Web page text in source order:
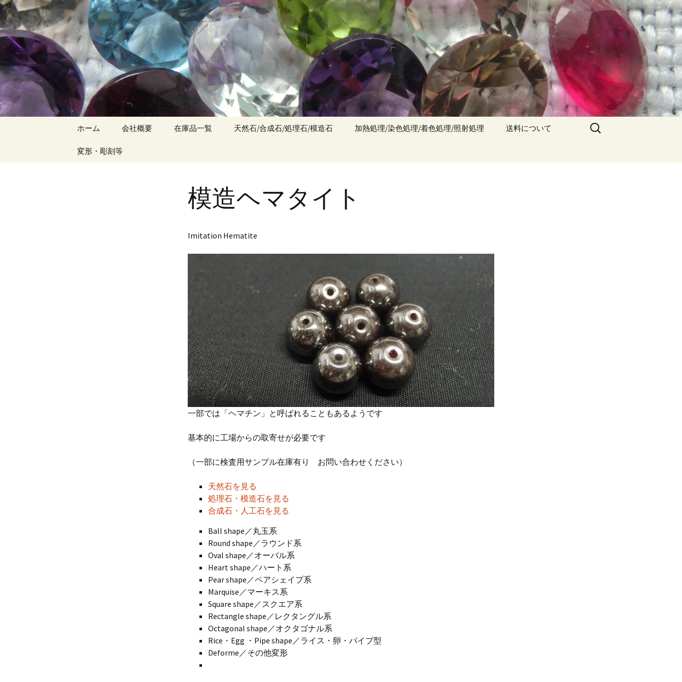
ホーム 会社概要 在庫品一覧 天然石/合成石/処理石/模造石 加熱処理/染色処理/着色処理/照射処理 送料について
変形・彫刻等
検
索:
模造ヘマタイト
Imitation Hematite
一部では「ヘマチン」と呼ばれることもあるようです
基本的に工場からの取寄せが必要です
（一部に検査用サンプル在庫有り お問い合わせください）
天然石を見る
処理石・模造石を見る
合成石・人工石を見る
Ball shape／丸玉系
Round shape／ラウンド系
Oval shape／オーバル系
Heart shape／ハート系
Pear shape／ペアシェイプ系
Marquise／マーキス系
Square shape／スクエア系
Rectangle shape／レクタングル系
Octagonal shape／オクタゴナル系
Rice・Egg ・Pipe shape／ライス・卵・パイプ型
Deforme／その他変形